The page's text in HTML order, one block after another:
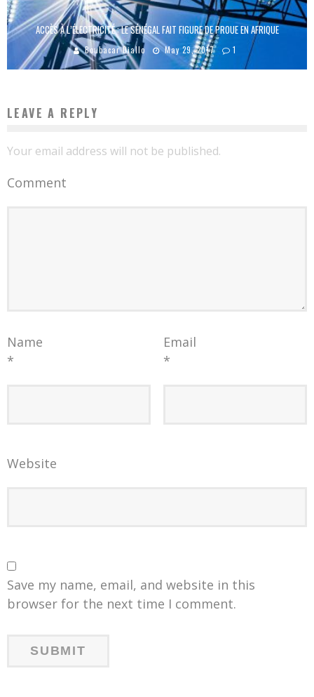
ACCÈS À L’ÉLECTRICITÉ : LE SÉNÉGAL FAIT FIGURE DE PROUE EN AFRIQUE
Boubacar Diallo May 29, 2017 1
LEAVE A REPLY
Your email address will not be published.
Comment
Name
*
Email
*
Website
Save my name, email, and website in this
browser for the next time I comment.